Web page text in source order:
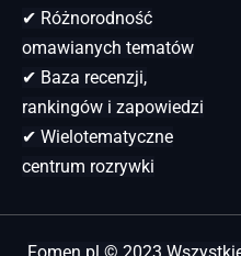
✔ Różnorodność
omawianych tematów
✔ Baza recenzji,
rankingów i zapowiedzi
✔ Wielotematyczne
centrum rozrywki